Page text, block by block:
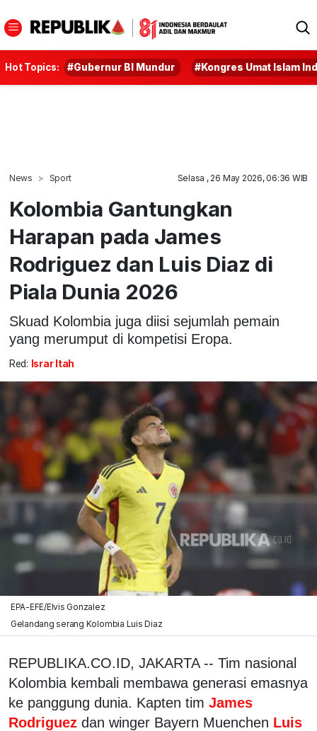
Hot Topics: #Gubernur BI Mundur #Kongres Umat Islam
News Sport Selasa , 26 May 2026, 06:36 WIB
Kolombia Gantungkan
Harapan pada James
Rodriguez dan Luis Diaz di
Piala Dunia 2026
Skuad Kolombia juga diisi sejumlah pemain
yang merumput di kompetisi Eropa.
Red: Israr Itah
EPA-EFE/Elvis Gonzalez
Gelandang serang Kolombia Luis Diaz
REPUBLIKA.CO.ID, JAKARTA -- Tim nasional
Kolombia kembali membawa generasi emasnya
ke panggung dunia. Kapten tim James
Rodriguez dan winger Bayern Muenchen Luis